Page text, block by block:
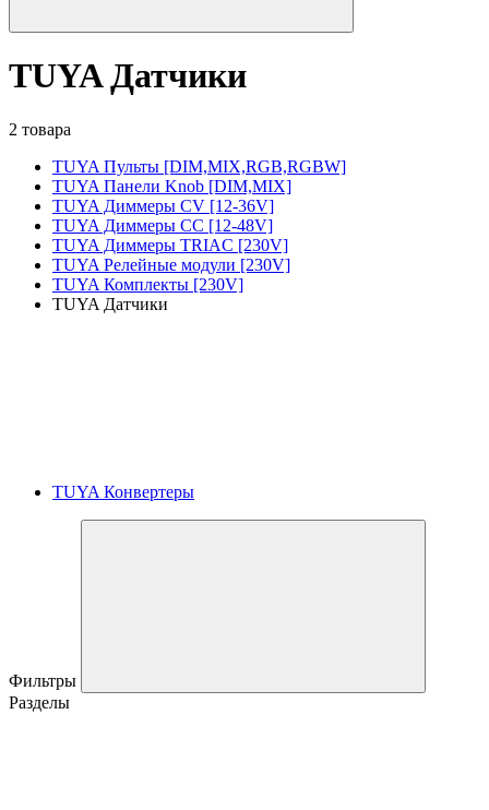
TUYA Датчики
2 товара
TUYA Пульты [DIM,MIX,RGB,RGBW]
TUYA Панели Knob [DIM,MIX]
TUYA Диммеры CV [12-36V]
TUYA Диммеры CC [12-48V]
TUYA Диммеры TRIAC [230V]
TUYA Релейные модули [230V]
TUYA Комплекты [230V]
TUYA Датчики
TUYA Конвертеры
Фильтры
Разделы